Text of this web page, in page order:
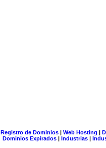
Registro de Dominios| Web Hosting |
Dominios Expirados | Industrias |